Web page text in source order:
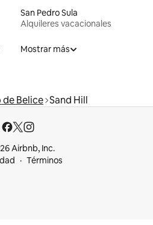
San Pedro Sula
Alquileres vacacionales
Mostrar más
Belice Sand Hill
Airbnb, Inc.
Términos